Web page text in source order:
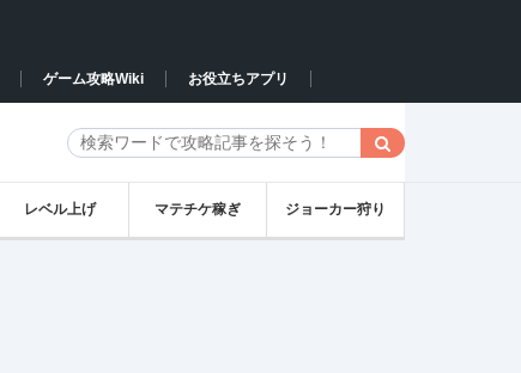
ゲーム攻略Wiki お役立ちアプリ
レベル上げ マテチケ稼ぎ ジョーカー狩り